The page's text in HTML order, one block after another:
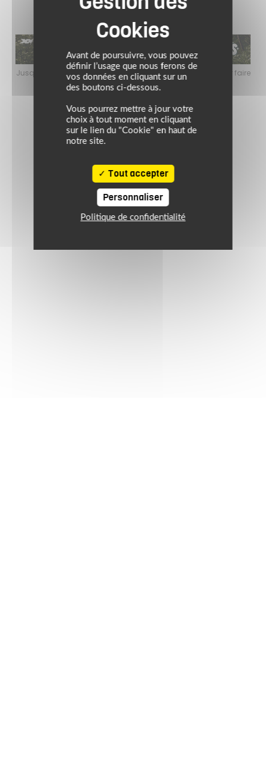
Jusqu’au 24 août 2026, profitez de l’ambiance estivale pour faire
le plein de bons plans sur l’équipement motard !
Avant de poursuivre, vous pouvez
définir l’usage que nous ferons de
vos données en cliquant sur un
des boutons ci-dessous.
Vous pourrez mettre à jour votre
choix à tout moment en cliquant
sur le lien du "Cookie" en haut de
notre site.
Tout accepter
Personnaliser
Politique de confidentialité